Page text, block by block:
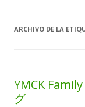
ARCHIVO DE LA
YMCK
グ